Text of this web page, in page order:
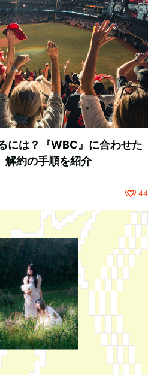
には？『WBC』に合わせた
解約の手順を紹介
44